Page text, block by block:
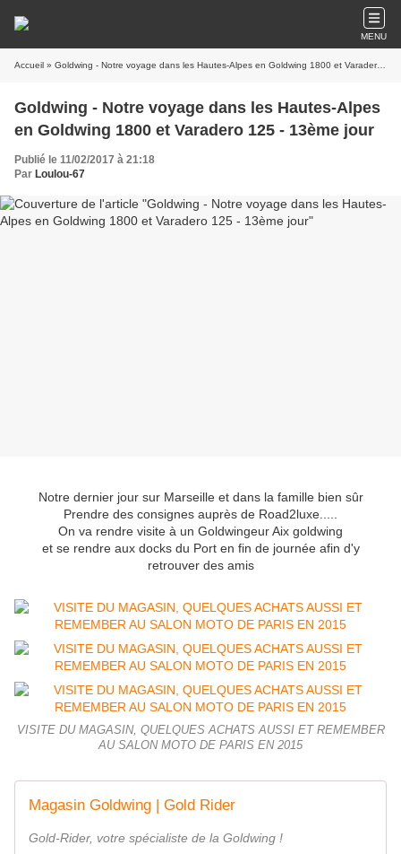
MENU
Accueil » Goldwing - Notre voyage dans les Hautes-Alpes en Goldwing 1800 et Varadero 125 - 13ème jour
Goldwing - Notre voyage dans les Hautes-Alpes
en Goldwing 1800 et Varadero 125 - 13ème jour
Publié le 11/02/2017 à 21:18
Par Loulou-67
Notre dernier jour sur Marseille et dans la famille bien sûr
Prendre des consignes auprès de Road2luxe.....
On va rendre visite à un Goldwingeur Aix goldwing
et se rendre aux docks du Port en fin de journée afin d'y
retrouver des amis
VISITE DU MAGASIN, QUELQUES ACHATS AUSSI ET REMEMBER
AU SALON MOTO DE PARIS EN 2015
Magasin Goldwing | Gold Rider
Gold-Rider, votre spécialiste de la Goldwing !